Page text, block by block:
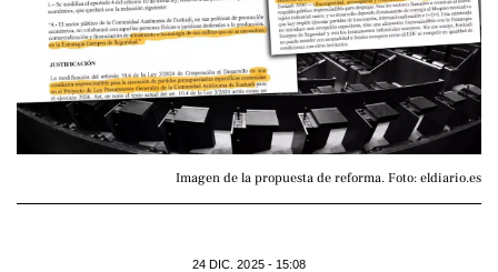
Imagen de la propuesta de reforma. Foto: eldiario.es
24 DIC. 2025 - 15:08